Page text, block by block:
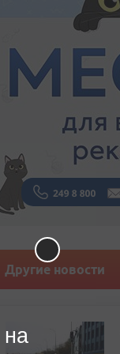
Другие новости